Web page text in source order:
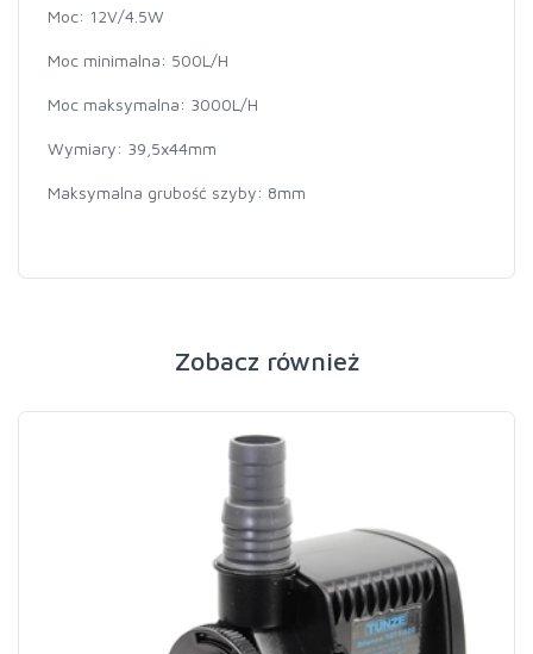
Moc: 12V/4.5W
Moc minimalna: 500L/H
Moc maksymalna: 3000L/H
Wymiary: 39,5x44mm
Maksymalna grubość szyby: 8mm
Zobacz również